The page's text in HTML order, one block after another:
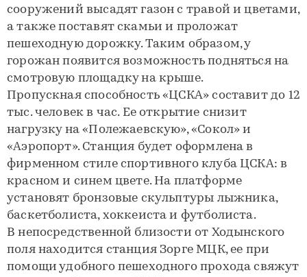
сооружений высадят газон с травой и цветами,
а также поставят скамьи и проложат
пешеходную дорожку. Таким образом, у
горожан появится возможность подняться на
смотровую площадку на крыше.
Пропускная способность «ЦСКА» составит до 12
тыс. человек в час. Ее открытие снизит
нагрузку на «Полежаевскую», «Сокол» и
«Аэропорт». Станция будет оформлена в
фирменном стиле спортивного клуба ЦСКА: в
красном и синем цвете. На платформе
установят бронзовые скульптуры лыжника,
баскетболиста, хоккеиста и футболиста.
В непосредственной близости от Ходынского
поля находится станция Зорге МЦК, ее при
помощи удобного пешеходного прохода свяжут